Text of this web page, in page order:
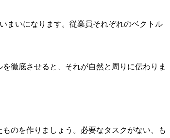
まいになります。従業員それぞれのベクトル
徹底させると、それが自然と周りに伝わりま
のを作りましょう。必要なタスクがない、も